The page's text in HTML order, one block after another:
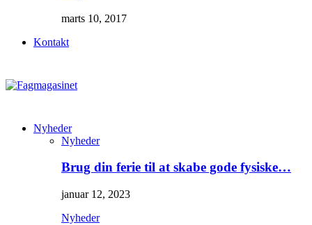
marts 10, 2017
Kontakt
Nyheder
Nyheder
Brug din ferie til at skabe gode fysiske…
januar 12, 2023
Nyheder